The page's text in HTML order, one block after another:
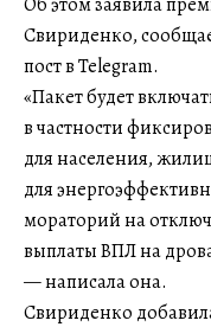
Свириденко,
пост в Telegram.
«Пакет будет
в частности
для населения,
для
мораторий на
выплаты ВПЛ на
— написала она.
Свириденко